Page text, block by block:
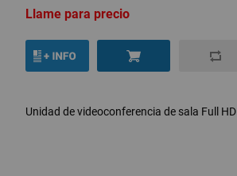
Llame para precio
Unidad de videoconferencia de sala Full HD